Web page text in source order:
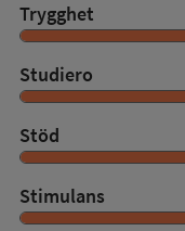
Trygghet
Studiero
Stöd
Stimulans